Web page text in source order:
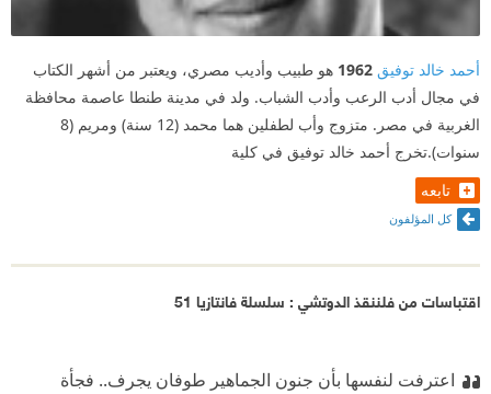
أحمد خالد توفيق 1962 هو طبيب وأديب مصري، ويعتبر من أشهر الكتاب
في مجال أدب الرعب وأدب الشباب. ولد في مدينة طنطا عاصمة محافظة
الغربية في مصر. متزوج وأب لطفلين هما محمد (12 سنة) ومريم (8
سنوات).تخرج أحمد خالد توفيق في كلية
تابعه
كل المؤلفون
اقتباسات من فلننقذ الدوتشي : سلسلة فانتازيا 51
اعترفت لنفسها بأن جنون الجماهير طوفان يجرف.. فجأة